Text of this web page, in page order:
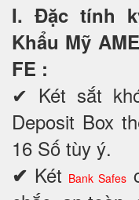
I. Đặc tính
Khẩu Mỹ
FE :
✔ Két sắt
Deposit Box
16 Số tùy ý.
✔ Két Bank Safes